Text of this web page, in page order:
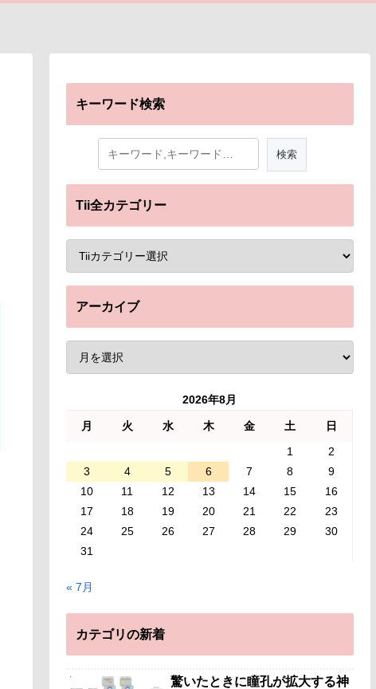
キーワード検索
Tii全カテゴリー
アーカイブ
2026年8月
月 火 水 木 金 土
日
1
2
3
4 5 6 7 8
9
10
11 12 13 14 15
16
17
18 19 20 21 22
23
24
25 26 27 28 29
30
31
« 7月
カテゴリの新着
驚いたときに瞳孔が拡大する神